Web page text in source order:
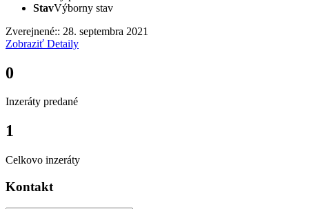
StavVýborny stav
Zverejnené:: 28. septembra 2021
Zobraziť Detaily
0
Inzeráty predané
1
Celkovo inzeráty
Kontakt